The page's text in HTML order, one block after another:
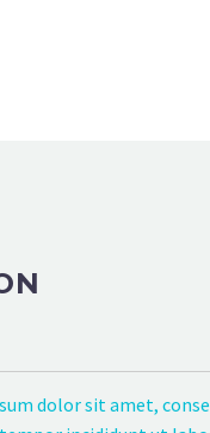
dolor sit amet,